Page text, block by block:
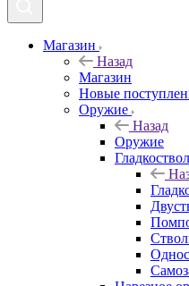
Магазин
Назад
Магазин
Новые
Оружие
Назад
Оружие